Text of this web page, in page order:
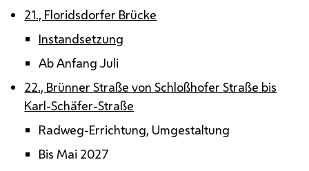
21., Floridsdorfer Brücke
Instandsetzung
Ab Anfang Juli
22., Brünner Straße von Schloßhofer Straße bis
Karl-Schäfer-Straße
Radweg-Errichtung, Umgestaltung
Bis Mai 2027